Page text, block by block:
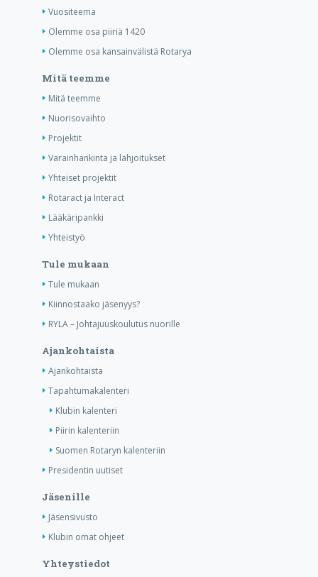
Vuositeema
Olemme osa piiriä 1420
Olemme osa kansainvälistä Rotarya
Mitä teemme
Mitä teemme
Nuorisovaihto
Projektit
Varainhankinta ja lahjoitukset
Yhteiset projektit
Rotaract ja Interact
Lääkäripankki
Yhteistyö
Tule mukaan
Tule mukaan
Kiinnostaako jäsenyys?
RYLA – Johtajuuskoulutus nuorille
Ajankohtaista
Ajankohtaista
Tapahtumakalenteri
Klubin kalenteri
Piirin kalenteriin
Suomen Rotaryn kalenteriin
Presidentin uutiset
Jäsenille
Jäsensivusto
Klubin omat ohjeet
Yhteystiedot